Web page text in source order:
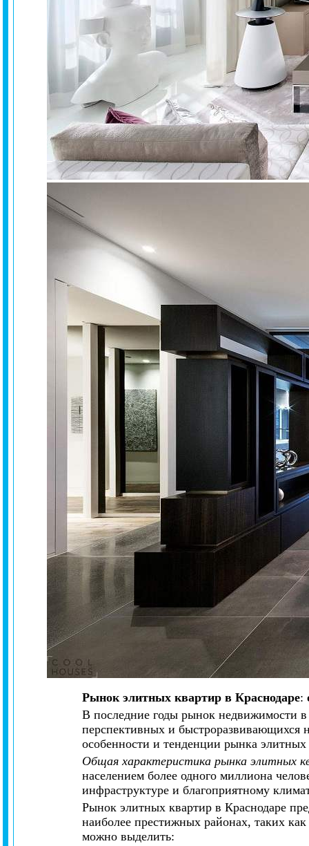
Рынок элитных квартир в Краснодаре:
В последние годы рынок недвижимости
перспективных и быстроразвивающихся
особенности и тенденции рынка
Общая характеристика рынка элитных
населением более одного миллиона
инфраструктуре и благоприятному
Рынок элитных квартир в Краснодаре
наиболее престижных районах, таких
можно выделить: